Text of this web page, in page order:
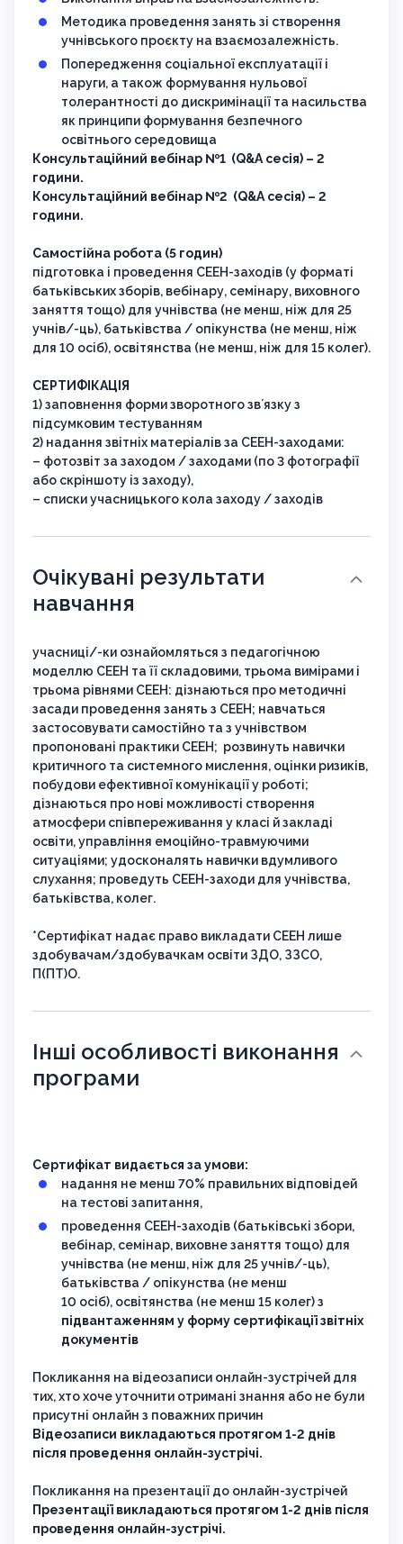
Методика проведення занять зі створення
учнівського проєкту на взаємозалежність.
Попередження соціальної експлуатації і
наруги, а також формування нульової
толерантності до дискримінації та насильства
як принципи формування безпечного
освітнього середовища
Консультаційний вебінар №1 (Q&A сесія) – 2
години.
Консультаційний вебінар №2 (Q&A сесія) – 2
години.
Самостійна робота (5 годин)
підготовка і проведення СЕЕН-заходів (у форматі
батьківських зборів, вебінару, семінару, виховного
заняття тощо) для учнівства (не менш, ніж для 25
учнів/-ць), батьківства / опікунства (не менш, ніж
для 10 осіб), освітянства (не менш, ніж для 15 колег).
СЕРТИФІКАЦІЯ
1) заповнення форми зворотного звʼязку з
підсумковим тестуванням
2) надання звітніх матеріалів за СЕЕН-заходами:
– фотозвіт за заходом / заходами (по 3 фотографії
або скріншоту із заходу),
– списки учасницького кола заходу / заходів
Очікувані результати
навчання
учасниці/-ки ознайомляться з педагогічною
моделлю СЕЕН та її складовими, трьома вимірами і
трьома рівнями СЕЕН: дізнаються про методичні
засади проведення занять з СЕЕН; навчаться
застосовувати самостійно та з учнівством
пропоновані практики СЕЕН; розвинуть навички
критичного та системного мислення, оцінки ризиків,
побудови ефективної комунікації у роботі;
дізнаються про нові можливості створення
атмосфери співпереживання у класі й закладі
освіти, управління емоційно-травмуючими
ситуаціями; удосконалять навички вдумливого
слухання; проведуть СЕЕН-заходи для учнівства,
батьківства, колег.
*Сертифікат надає право викладати СЕЕН лише
здобувачам/здобувачкам освіти ЗДО, ЗЗСО,
П(ПТ)О.
Інші особливості виконання
програми
Сертифікат видається за умови:
надання не менш 70% правильних відповідей
на тестові запитання,
проведення СЕЕН-заходів (батьківські збори,
вебінар, семінар, виховне заняття тощо) для
учнівства (не менш, ніж для 25 учнів/-ць),
батьківства / опікунства (не менш
10 осіб), освітянства (не менш 15 колег) з
підвантаженням у форму сертифікації звітніх
документів
Покликання на відеозаписи онлайн-зустрічей для
тих, хто хоче уточнити отримані знання або не були
присутні онлайн з поважних причин
Відеозаписи викладаються протягом 1-2 днів
після проведення онлайн-зустрічі.
Покликання на презентації до онлайн-зустрічей
Презентації викладаються протягом 1-2 днів після
проведення онлайн-зустрічі.